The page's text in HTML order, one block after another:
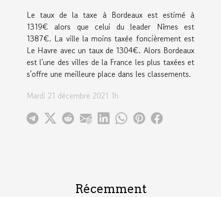
Le taux de la taxe à Bordeaux est estimé à
1319€ alors que celui du leader Nîmes est
1387€. La ville la moins taxée foncièrement est
Le Havre avec un taux de 1304€. Alors Bordeaux
est l'une des villes de la France les plus taxées et
s'offre une meilleure place dans les classements.
Mardi 21 décembre 2021 1h
Récemment